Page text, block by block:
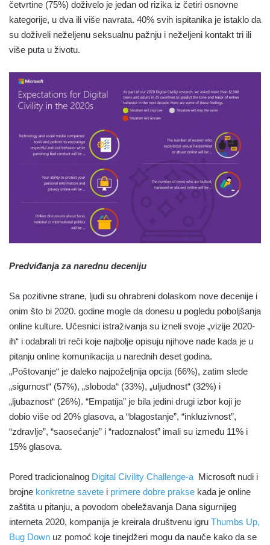
četvrtine (75%) doživelo je jedan od rizika iz četiri osnovne
kategorije, u dva ili više navrata. 40% svih ispitanika je istaklo da
su doživeli neželjenu seksualnu pažnju i neželjeni kontakt tri ili
više puta u životu.
Predviđanja za narednu deceniju
Sa pozitivne strane, ljudi su ohrabreni dolaskom nove decenije i
onim što bi 2020. godine mogle da donesu u pogledu poboljšanja
online kulture. Učesnici istraživanja su izneli svoje „vizije 2020-
ih“ i odabrali tri reči koje najbolje opisuju njihove nade kada je u
pitanju online komunikacija u narednih deset godina.
„Poštovanje“ je daleko najpoželjnija opcija (66%), zatim slede
„sigurnost“ (57%), „sloboda“ (33%), „uljudnost“ (32%) i
„ljubaznost“ (26%). “Empatija” je bila jedini drugi izbor koji je
dobio više od 20% glasova, a “blagostanje”, “inkluzivnost”,
“zdravlje”, “saosećanje” i “radoznalost” imali su između 11% i
15% glasova.
Pored tradicionalnog Digital Civility Challenge-a Microsoft nudi i
brojne konkretne savete i primere dobre prakse kada je online
zaštita u pitanju, a povodom obeležavanja Dana sigurnijeg
interneta 2020, kompanija je kreirala društvenu igru Thumbs Up,
Bug Down uz pomoć koje tinejdžeri mogu da nauče kako da se